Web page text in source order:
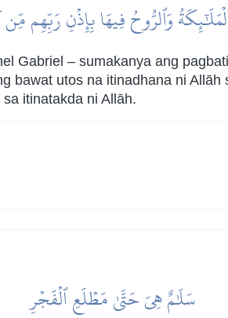
وَٱلرُّوحُ فِيهَا بِإِذۡنِ رَبِّهِم
Gabriel – sumakanya ang
bawat utos na itinadhana ni
itinatakda ni Allāh.
سَلَٰمٌ هِيَ حَتَّىٰ مَطۡلَعِ ٱلۡفَجۡرِ